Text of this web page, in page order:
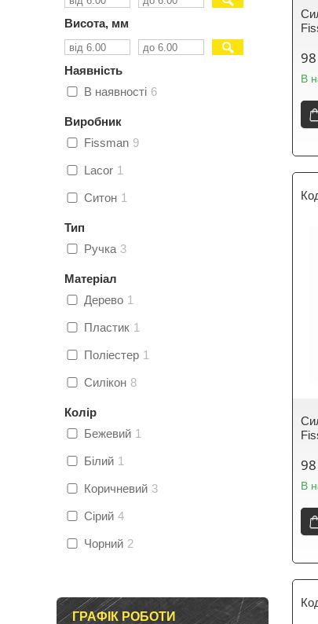
В
В
Висота, мм
Наявність
В наявності 6
Виробник
Fissman 9
Lacor 1
Ситон 1
Тип
Ручка 3
Матеріал
Дерево 1
Пластик 1
Поліестер 1
Силікон 8
Колір
Бежевий 1
Білий 1
Коричневий 3
Сірий 4
Чорний 2
ГРАФІК РОБОТИ